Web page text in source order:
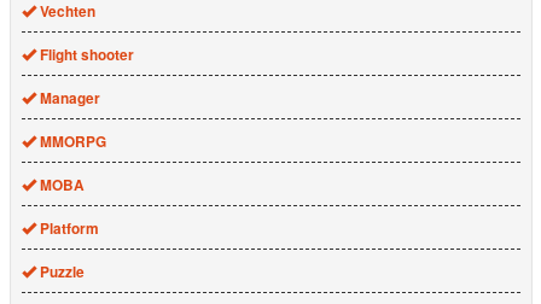
Vechten
Flight shooter
Manager
MMORPG
MOBA
Platform
Puzzle